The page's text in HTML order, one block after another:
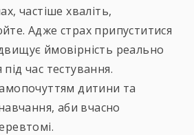
частіше хваліть,
Адже страх припуститися
ймовірність реально
час тестування.
дитини та
аби вчасно